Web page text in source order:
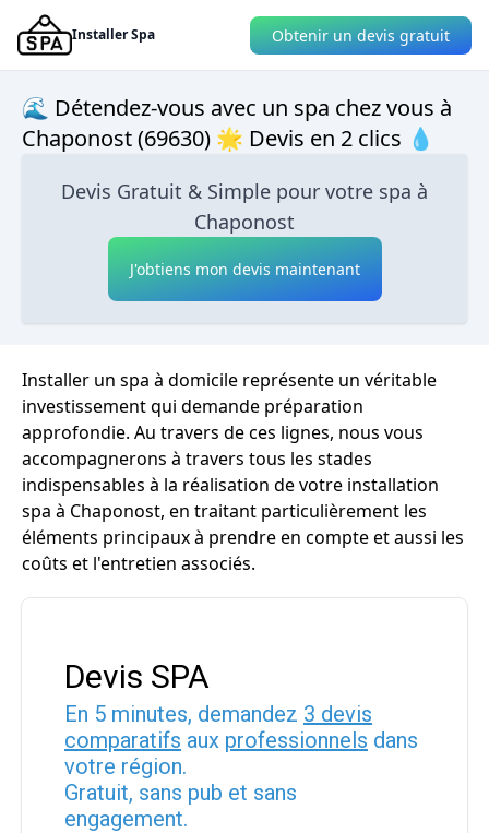
Installer Spa Obtenir un devis gratuit
🌊 Détendez-vous avec un spa chez vous à
Chaponost (69630) 🌟 Devis en 2 clics 💧
Devis Gratuit & Simple pour votre spa à
Chaponost
J'obtiens mon devis maintenant
Installer un spa à domicile représente un véritable
investissement qui demande préparation
approfondie. Au travers de ces lignes, nous vous
accompagnerons à travers tous les stades
indispensables à la réalisation de votre installation
spa à Chaponost, en traitant particulièrement les
éléments principaux à prendre en compte et aussi les
coûts et l'entretien associés.
Devis SPA
En 5 minutes, demandez 3 devis
comparatifs aux professionnels dans
votre région.
Gratuit, sans pub et sans
engagement.